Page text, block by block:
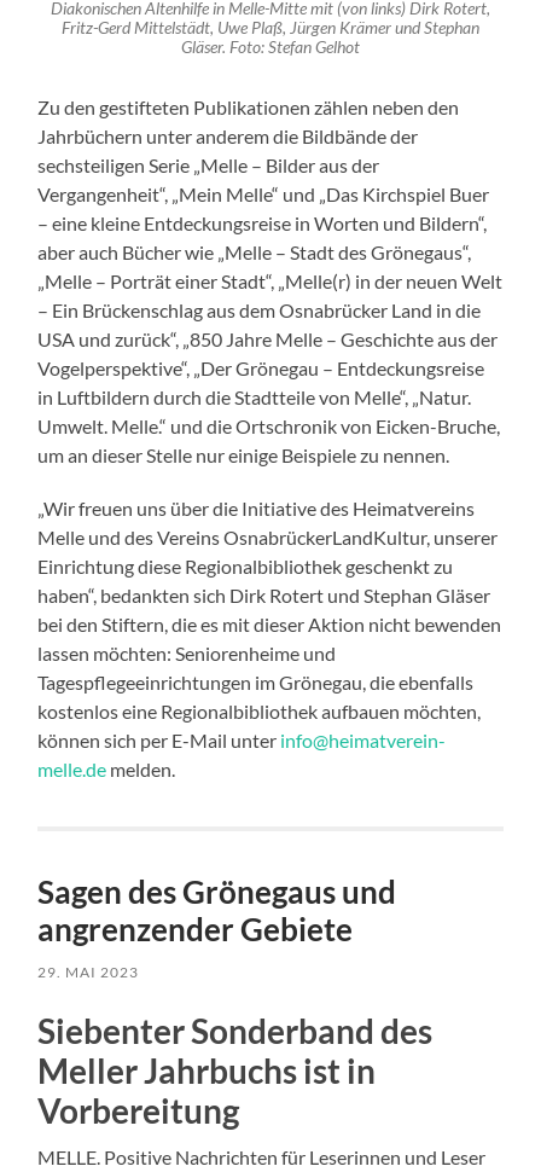
Diakonischen Altenhilfe in Melle-Mitte mit (von links) Dirk Rotert,
Fritz-Gerd Mittelstädt, Uwe Plaß, Jürgen Krämer und Stephan
Gläser. Foto: Stefan Gelhot
Zu den gestifteten Publikationen zählen neben den
Jahrbüchern unter anderem die Bildbände der
sechsteiligen Serie „Melle – Bilder aus der
Vergangenheit“, „Mein Melle“ und „Das Kirchspiel Buer
– eine kleine Entdeckungsreise in Worten und Bildern“,
aber auch Bücher wie „Melle – Stadt des Grönegaus“,
„Melle – Porträt einer Stadt“, „Melle(r) in der neuen Welt
– Ein Brückenschlag aus dem Osnabrücker Land in die
USA und zurück“, „850 Jahre Melle – Geschichte aus der
Vogelperspektive“, „Der Grönegau – Entdeckungsreise
in Luftbildern durch die Stadtteile von Melle“, „Natur.
Umwelt. Melle.“ und die Ortschronik von Eicken-Bruche,
um an dieser Stelle nur einige Beispiele zu nennen.
„Wir freuen uns über die Initiative des Heimatvereins
Melle und des Vereins OsnabrückerLandKultur, unserer
Einrichtung diese Regionalbibliothek geschenkt zu
haben“, bedankten sich Dirk Rotert und Stephan Gläser
bei den Stiftern, die es mit dieser Aktion nicht bewenden
lassen möchten: Seniorenheime und
Tagespflegeeinrichtungen im Grönegau, die ebenfalls
kostenlos eine Regionalbibliothek aufbauen möchten,
können sich per E-Mail unter info@heimatverein-
melle.de melden.
Sagen des Grönegaus und
angrenzender Gebiete
29. MAI 2023
Siebenter Sonderband des
Meller Jahrbuchs ist in
Vorbereitung
MELLE. Positive Nachrichten für Leserinnen und Leser